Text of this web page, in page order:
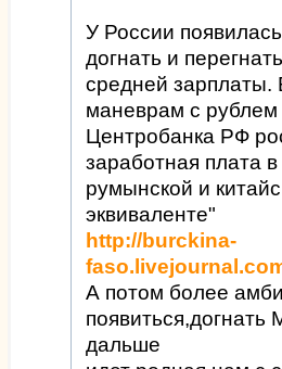
У России
догнать и
средней
маневрам с рублем
Центробанка РФ
заработная плата
румынской и
эквиваленте"
http://burckina-
А потом более
дальше